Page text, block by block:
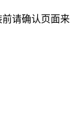
前请确认页面来